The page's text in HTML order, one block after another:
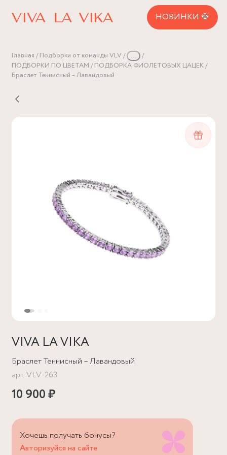
НОВИНКИ 💎
Главная Подборки от команды VLV
...
ПОДБОРКИ ПО ЦВЕТАМ
ПОДБОРКА ФИОЛЕТОВЫХ ЦАЦЕК
Браслет Теннисный – Лавандовый
VIVA LA VIKA
Браслет Теннисный – Лавандовый
арт.VLV-263
10 900 ₽
Хочешь получать бонусы?
Авторизуйся на сайте